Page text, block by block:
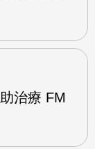
治療 FM